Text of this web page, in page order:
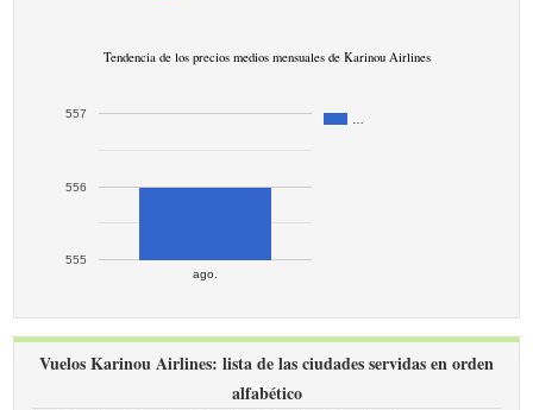
Tendencia de los precios medios mensuales de Karinou Airlines
ago.
555
556
557
Vuelos Karinou Airlines: lista de las ciudades servidas en orden
alfabético